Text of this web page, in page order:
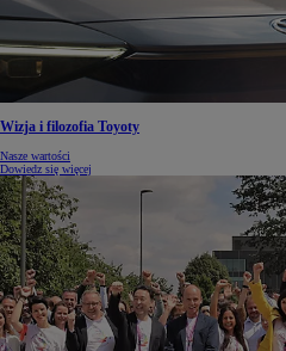
Wizja i filozofia Toyoty
Nasze wartości
Dowiedz się więcej